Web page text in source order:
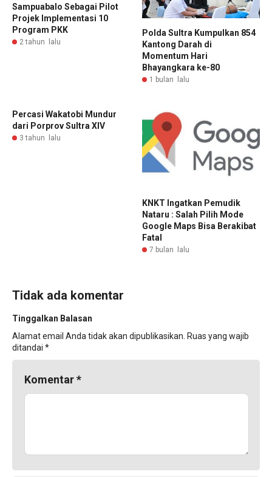
Sampuabalo Sebagai Pilot
Projek Implementasi 10
Program PKK
2 tahun lalu
Polda Sultra Kumpulkan 854
Kantong Darah di
Momentum Hari
Bhayangkara ke-80
1 bulan lalu
Percasi Wakatobi Mundur
dari Porprov Sultra XIV
3 tahun lalu
KNKT Ingatkan Pemudik
Nataru : Salah Pilih Mode
Google Maps Bisa Berakibat
Fatal
7 bulan lalu
Tidak ada komentar
Tinggalkan Balasan
Alamat email Anda tidak akan dipublikasikan. Ruas yang wajib
ditandai *
Komentar*